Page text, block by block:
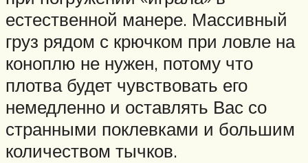
естественной манере. Массивный
груз рядом с крючком при ловле на
коноплю не нужен, потому что
плотва будет чувствовать его
немедленно и оставлять Вас со
странными поклевками и большим
количеством тычков.